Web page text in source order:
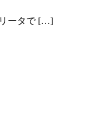
ータで […]